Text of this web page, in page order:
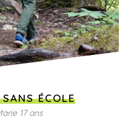
ÉCOLE
17 ans